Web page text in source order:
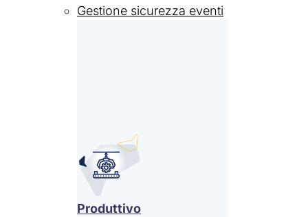
Gestione sicurezza eventi
Produttivo